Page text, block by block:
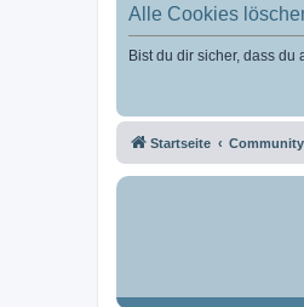
Alle Cookies
Bist du dir sicher, dass
Startseite Community